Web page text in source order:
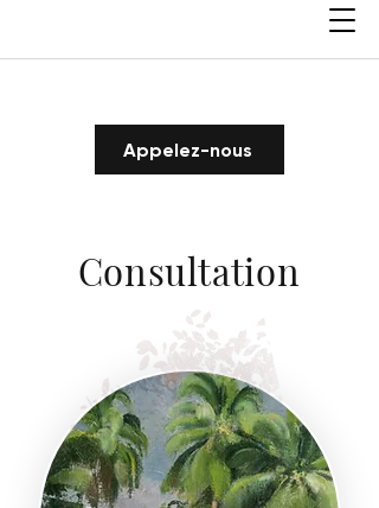
Appelez-nous
Consultation